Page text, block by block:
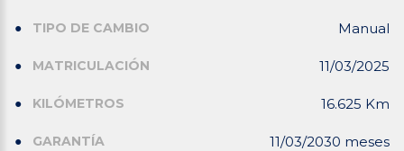
TIPO DE CAMBIO Manual
MATRICULACIÓN 11/03/2025
KILÓMETROS 16.625 Km
GARANTÍA 11/03/2030 meses